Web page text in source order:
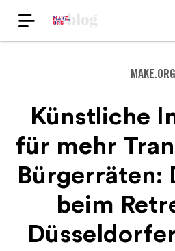
MAKE.ORG
Künstliche
für mehr
Bürgerräten:
beim